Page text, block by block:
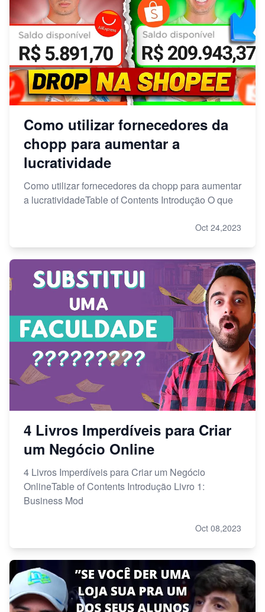
Como utilizar fornecedores da
chopp para aumentar a
lucratividade
Como utilizar fornecedores da chopp para aumentar
a lucratividadeTable of Contents Introdução O que
Oct 24,2023
4 Livros Imperdíveis para Criar
um Negócio Online
4 Livros Imperdíveis para Criar um Negócio
OnlineTable of Contents Introdução Livro 1:
Business Mod
Oct 08,2023